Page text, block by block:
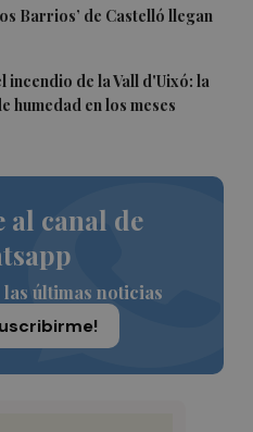
Barrios’ de Castelló llegan
incendio de la Vall d'Uixó: la
humedad en los meses
al canal de
últimas noticias